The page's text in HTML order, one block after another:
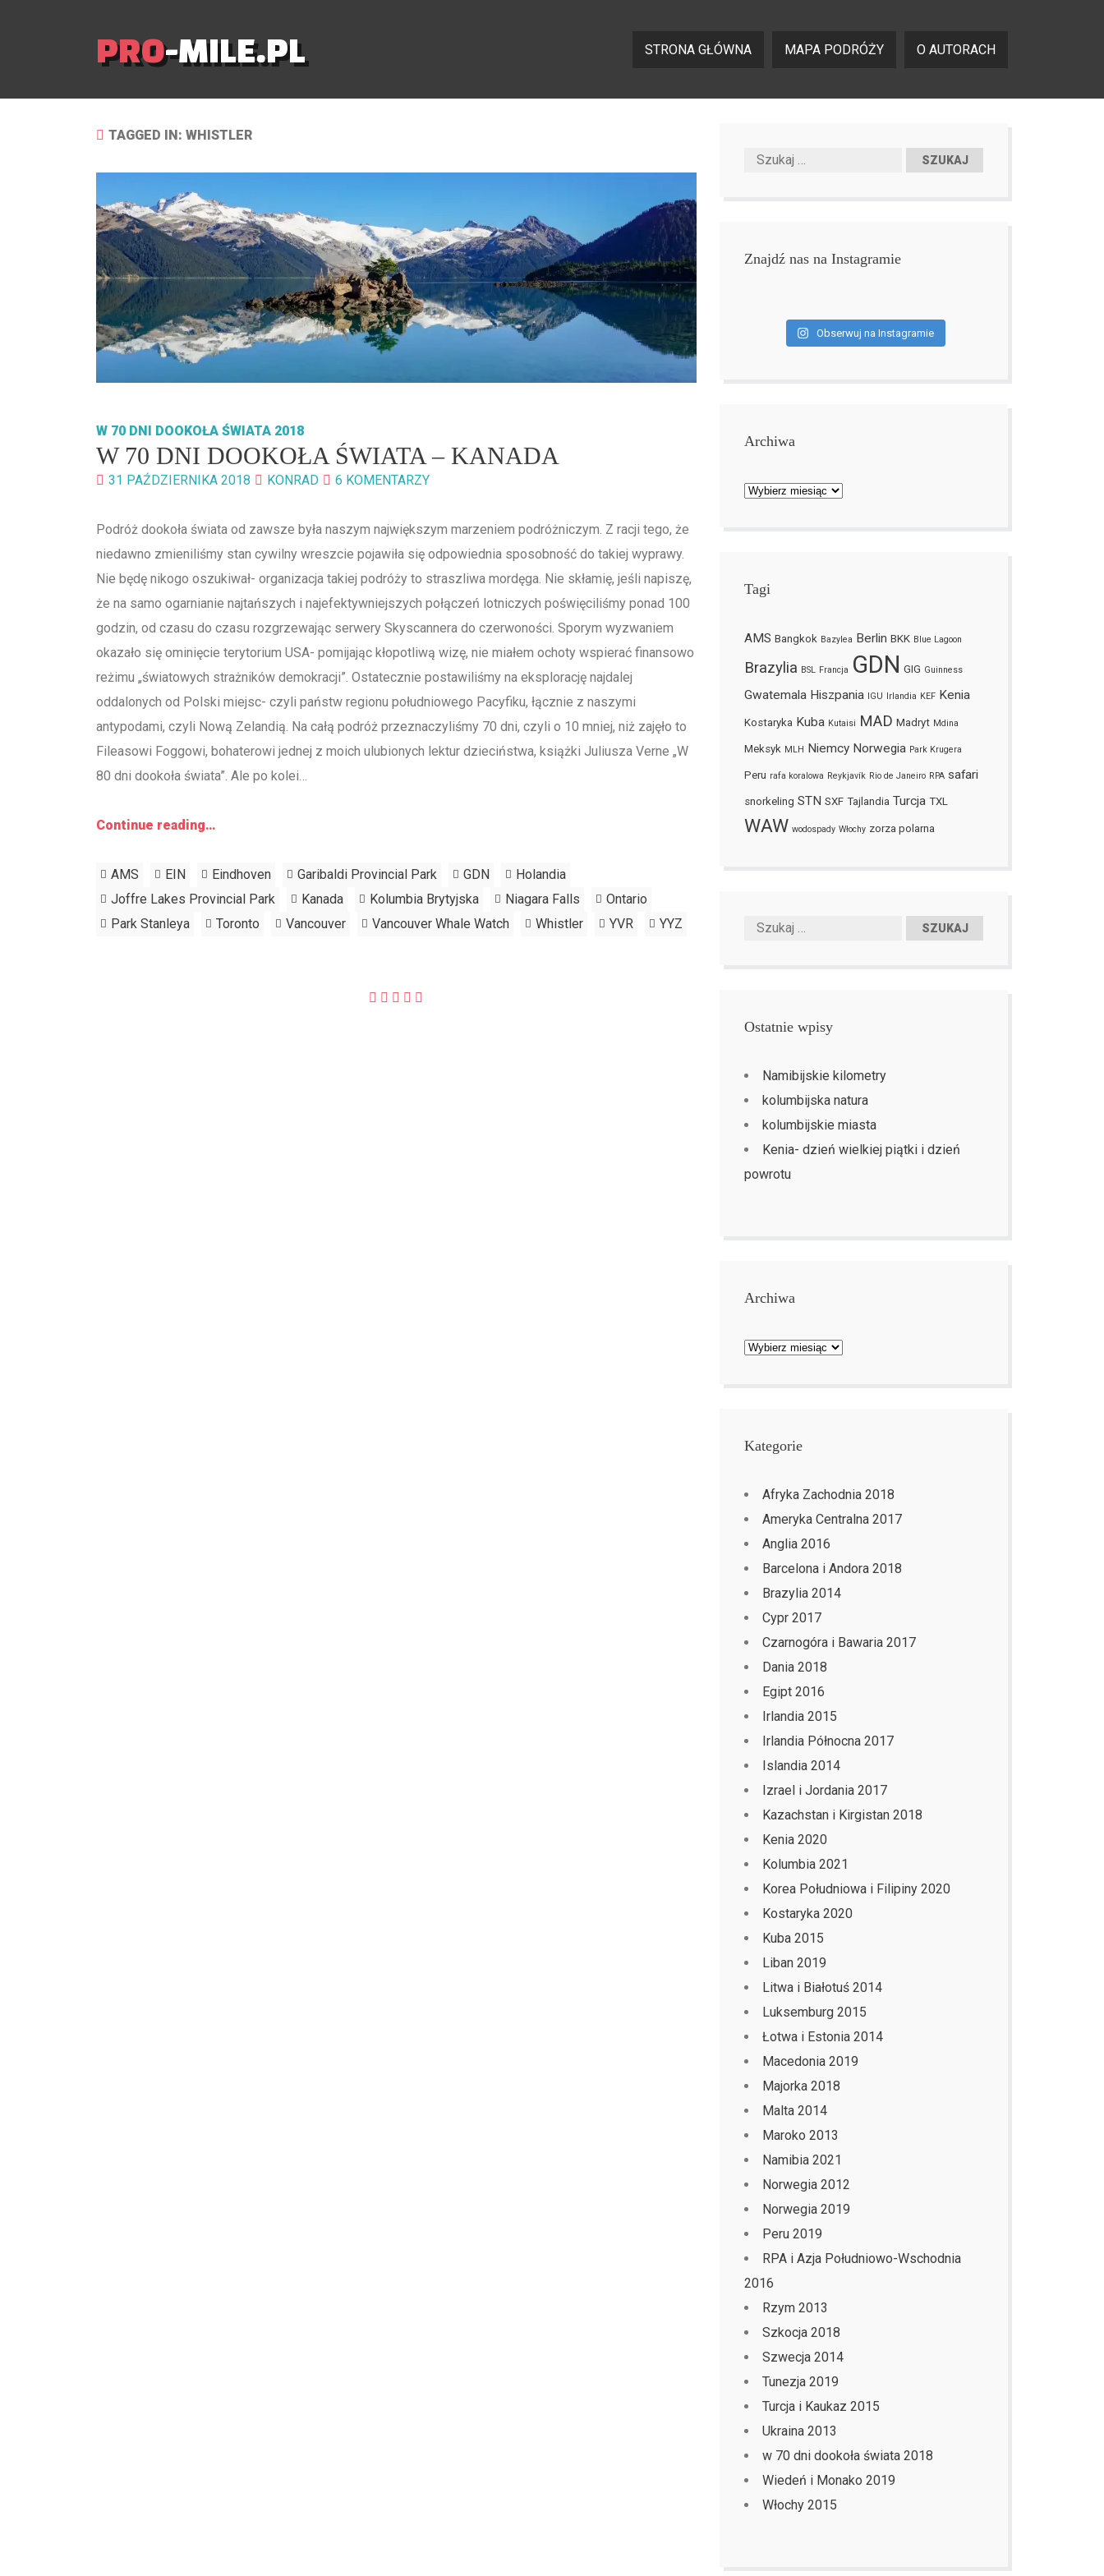
PRO-MILE.PL STRONA GŁÓWNA MAPA PODRÓŻY O AUTORACH
TAGGED IN: WHISTLER
W 70 DNI DOOKOŁA ŚWIATA 2018
W 70 DNI DOOKOŁA ŚWIATA – KANADA
31 PAŹDZIERNIKA 2018 KONRAD 6 KOMENTARZY
Podróż dookoła świata od zawsze była naszym największym marzeniem podróżniczym. Z racji tego, że
niedawno zmieniliśmy stan cywilny wreszcie pojawiła się odpowiednia sposobność do takiej wyprawy.
Nie będę nikogo oszukiwał- organizacja takiej podróży to straszliwa mordęga. Nie skłamię, jeśli napiszę,
że na samo ogarnianie najtańszych i najefektywniejszych połączeń lotniczych poświęciliśmy ponad 100
godzin, od czasu do czasu rozgrzewając serwery Skyscannera do czerwoności. Sporym wyzwaniem
okazało się ominięcie terytorium USA- pomijając kłopotliwą wizę, nie miałem ochoty wspierać finansowo
reżimu „światowych strażników demokracji”. Ostatecznie postawiliśmy na eksplorację najdalej
oddalonych od Polski miejsc- czyli państw regionu południowego Pacyfiku, łącznie z naszymi
antypodami, czyli Nową Zelandią. Na całą podróż przeznaczyliśmy 70 dni, czyli o 10 mniej, niż zajęło to
Fileasowi Foggowi, bohaterowi jednej z moich ulubionych lektur dzieciństwa, książki Juliusza Verne „W
80 dni dookoła świata”. Ale po kolei…
Continue reading…
AMS EIN Eindhoven Garibaldi Provincial Park GDN
Holandia
Joffre Lakes Provincial Park
Kanada Kolumbia Brytyjska Niagara Falls
Ontario
Park Stanleya
Toronto Vancouver Vancouver Whale Watch Whistler YVR YYZ
Znajdź nas na Instagramie
Obserwuj na Instagramie
Archiwa
Archiwa
Tagi
AMS Bangkok Bazylea Berlin BKK Blue Lagoon
Brazylia BSL Francja GDN GIG Guinness
Gwatemala Hiszpania IGU Irlandia KEF Kenia
Kostaryka Kuba Kutaisi MAD Madryt Mdina
Meksyk MLH Niemcy Norwegia Park Krugera
Peru rafa koralowa Reykjavík Rio de Janeiro RPA safari
snorkeling STN SXF Tajlandia Turcja TXL
WAW wodospady Włochy zorza polarna
Ostatnie wpisy
Namibijskie kilometry
kolumbijska natura
kolumbijskie miasta
Kenia- dzień wielkiej piątki i dzień
powrotu
Archiwa
Archiwa
Kategorie
Afryka Zachodnia 2018
Ameryka Centralna 2017
Anglia 2016
Barcelona i Andora 2018
Brazylia 2014
Cypr 2017
Czarnogóra i Bawaria 2017
Dania 2018
Egipt 2016
Irlandia 2015
Irlandia Północna 2017
Islandia 2014
Izrael i Jordania 2017
Kazachstan i Kirgistan 2018
Kenia 2020
Kolumbia 2021
Korea Południowa i Filipiny 2020
Kostaryka 2020
Kuba 2015
Liban 2019
Litwa i Białotuś 2014
Luksemburg 2015
Łotwa i Estonia 2014
Macedonia 2019
Majorka 2018
Malta 2014
Maroko 2013
Namibia 2021
Norwegia 2012
Norwegia 2019
Peru 2019
RPA i Azja Południowo-Wschodnia
2016
Rzym 2013
Szkocja 2018
Szwecja 2014
Tunezja 2019
Turcja i Kaukaz 2015
Ukraina 2013
w 70 dni dookoła świata 2018
Wiedeń i Monako 2019
Włochy 2015